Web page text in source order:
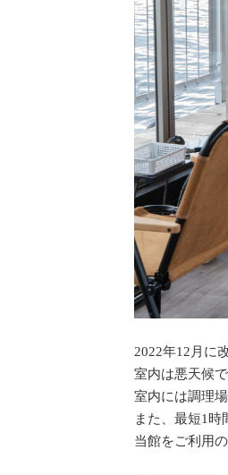
2022年12月に
室内は悪天候
室内には調理
また、最短1時
当館をご利用